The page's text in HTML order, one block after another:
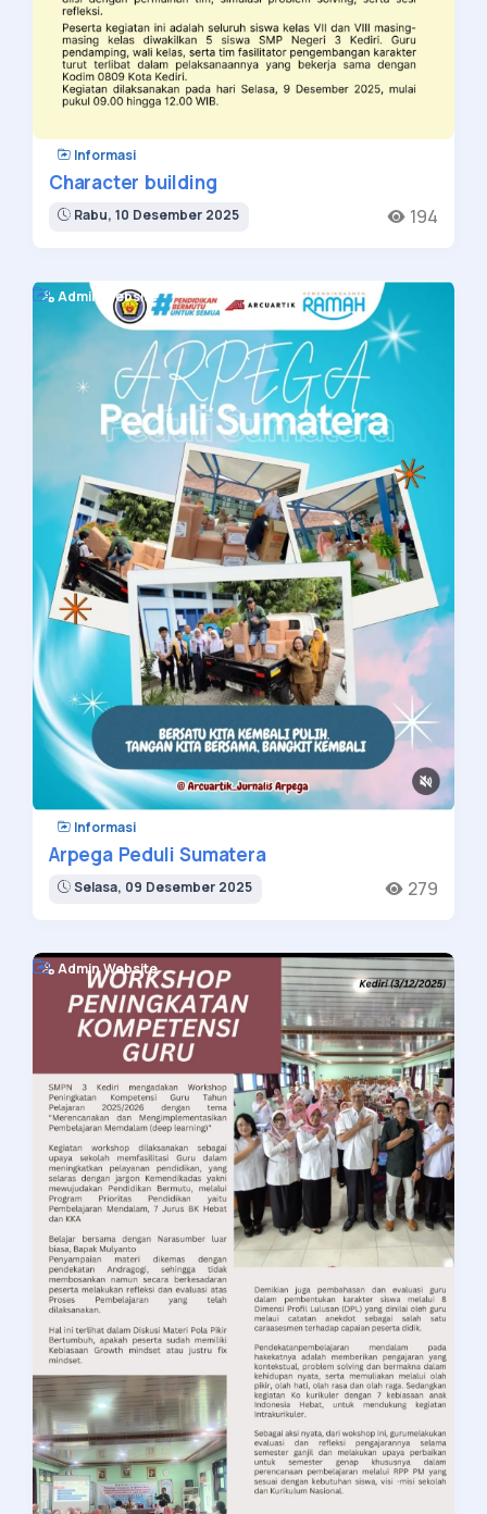
Informasi
Character building
Rabu, 10 Desember 2025 194
Admin Website
Informasi
Arpega Peduli Sumatera
Selasa, 09 Desember 2025 279
Admin Website